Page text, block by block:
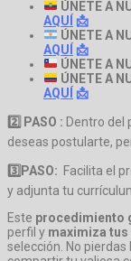
ÚNETE A
AQUÍ 📩
ÚNETE A
AQUÍ 📩
ÚNETE A
ÚNETE A
AQUÍ 📩
2️⃣ PASO : Dentro del
deseas postularte,
3️⃣ PASO: Facilita el
y adjunta tu
Este procedimiento
perfil y maximiza
selección. No